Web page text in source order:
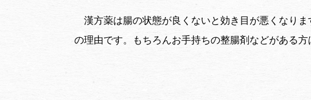
漢方薬は腸の状態が良くないと効き目が悪くなり
の理由です。もちろんお手持ちの整腸剤などがある